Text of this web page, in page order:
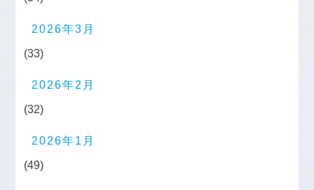
2026年3月
(33)
2026年2月
(32)
2026年1月
(49)